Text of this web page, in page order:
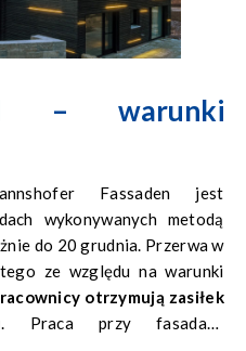
– warunki
Fassaden jest
wykonywanych metodą
do 20 grudnia. Przerwa w
ze względu na warunki
otrzymują zasiłek
. Praca przy fasadach